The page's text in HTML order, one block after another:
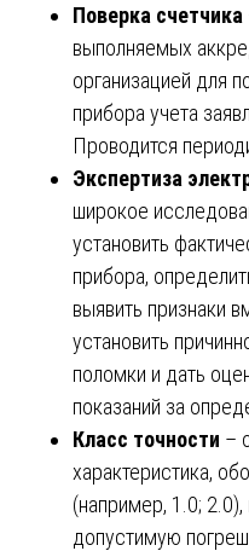
Поверка счетчика
выполняемых
организацией для
прибора учета
Проводится
Экспертиза
широкое
установить
прибора,
выявить признаки
установить
поломки и дать
показаний за
Класс точности –
характеристика,
(например, 1.0;
допустимую